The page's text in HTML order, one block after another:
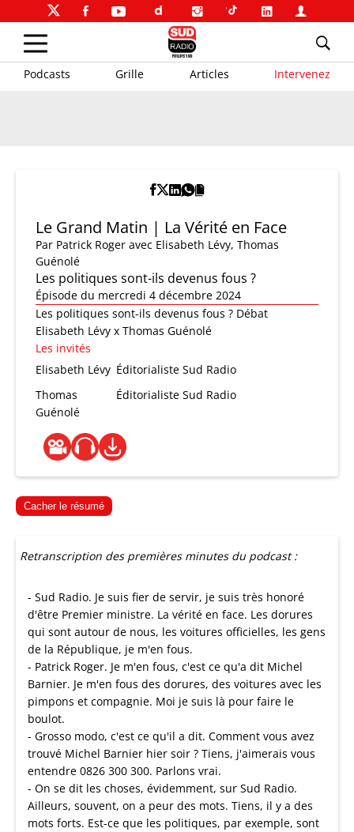
Podcasts Grille Articles Intervenez
Le Grand Matin | La Vérité en Face
Par Patrick Roger avec Elisabeth Lévy, Thomas
Guénolé
Les politiques sont-ils devenus fous ?
Épisode du mercredi 4 décembre 2024
Les politiques sont-ils devenus fous ? Débat
Elisabeth Lévy x Thomas Guénolé
Les invités
Elisabeth Lévy Éditorialiste Sud Radio
Thomas
Guénolé
Éditorialiste Sud Radio
Cacher le résumé
Retranscription des premières minutes du podcast :
- Sud Radio. Je suis fier de servir, je suis très honoré
d'être Premier ministre. La vérité en face. Les dorures
qui sont autour de nous, les voitures officielles, les gens
de la République, je m'en fous.
- Patrick Roger. Je m'en fous, c'est ce qu'a dit Michel
Barnier. Je m'en fous des dorures, des voitures avec les
pimpons et compagnie. Moi je suis là pour faire le
boulot.
- Grosso modo, c'est ce qu'il a dit. Comment vous avez
trouvé Michel Barnier hier soir ? Tiens, j'aimerais vous
entendre 0826 300 300. Parlons vrai.
- On se dit les choses, évidemment, sur Sud Radio.
Ailleurs, souvent, on a peur des mots. Tiens, il y a des
mots forts. Est-ce que les politiques, par exemple, sont